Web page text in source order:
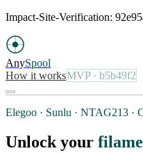
Impact-Site-Verification:
AnySpool
How it worksMVP· b5b49f2
Elegoo · Sunlu · NTAG213 ·
Unlock your